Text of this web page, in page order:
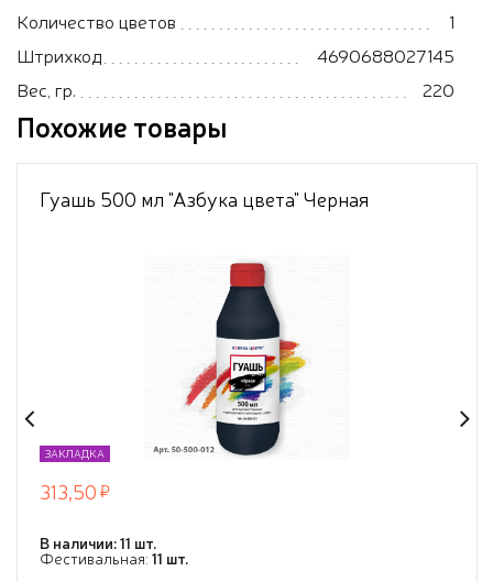
Количество цветов
1
Штрихкод
4690688027145
Вес, гр.
220
Похожие товары
Гуашь 500 мл "Азбука цвета" Черная
ЗАКЛАДКА
313,50
В наличии: 11 шт.
Фестивальная: 11 шт.